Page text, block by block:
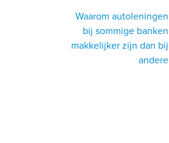
Waarom autoleningen
bij sommige banken
makkelijker zijn dan bij
andere